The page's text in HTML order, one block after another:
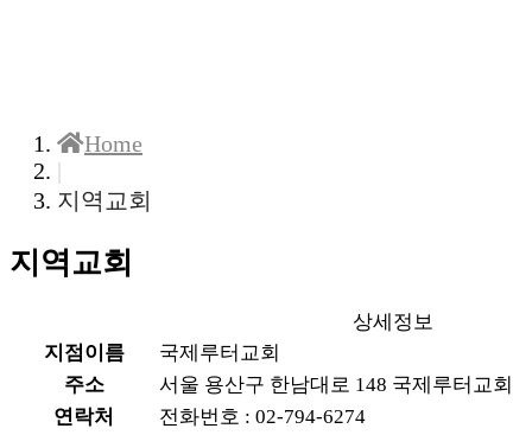
Home
|
지역교회
지역교회
상세정보
지점이름
국제루터교회
주소
서울 용산구 한남대로 148 국제루터교회
연락처
전화번호 : 02-794-6274